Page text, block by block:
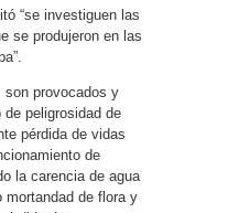
“se investiguen las
se produjeron en las
son provocados y
peligrosidad de
pérdida de vidas
de
la carencia de agua
mortandad de flora y